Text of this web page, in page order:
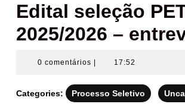
Edital seleção
2025/2026 –
0 comentários 17:52
Categories: Processo Seletivo